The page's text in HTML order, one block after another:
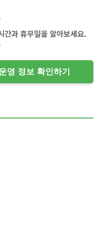
과 휴무일을 알아보세요.
영 정보 확인하기